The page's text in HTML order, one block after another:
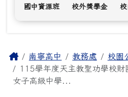
國中資源班 校外獎學金
主內容區域
Home南寧高中 教務處
校園
115學年度天主教聖功學校財
女子高級中學...